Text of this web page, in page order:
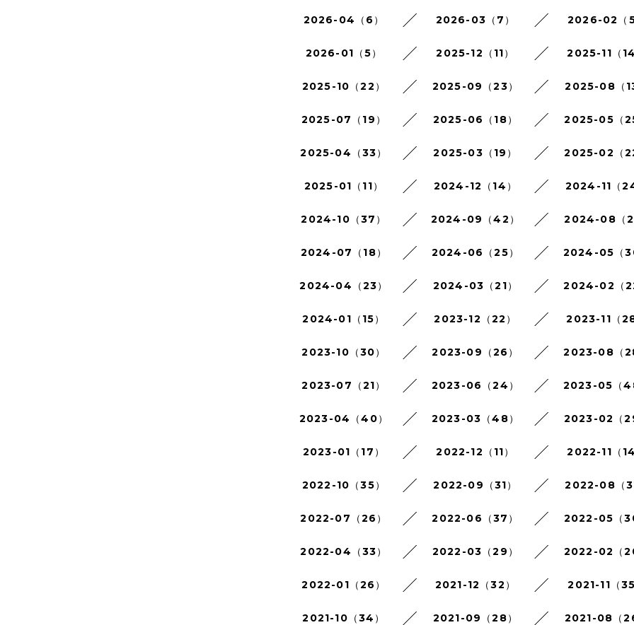
2026-04（6） 2026-03（7） 2026-02（5
2026-01（5） 2025-12（11） 2025-11（14
2025-10（22） 2025-09（23） 2025-08（13
2025-07（19） 2025-06（18） 2025-05（
2025-04（33） 2025-03（19） 2025-02（
2025-01（11） 2024-12（14） 2024-11（24
2024-10（37） 2024-09（42） 2024-08（
2024-07（18） 2024-06（25） 2024-05（
2024-04（23） 2024-03（21） 2024-02（
2024-01（15） 2023-12（22） 2023-11（28
2023-10（30） 2023-09（26） 2023-08（
2023-07（21） 2023-06（24） 2023-05（
2023-04（40） 2023-03（48） 2023-02（
2023-01（17） 2022-12（11） 2022-11（14
2022-10（35） 2022-09（31） 2022-08（31
2022-07（26） 2022-06（37） 2022-05（
2022-04（33） 2022-03（29） 2022-02（
2022-01（26） 2021-12（32） 2021-11（35
2021-10（34） 2021-09（28） 2021-08（26